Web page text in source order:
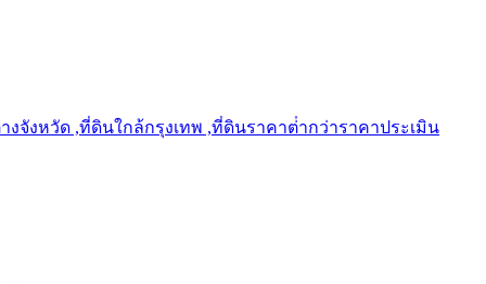
จังหวัด ,ที่ดินใกล้กรุงเทพ ,ที่ดินราคาต่ํากว่าราคาประเมิน